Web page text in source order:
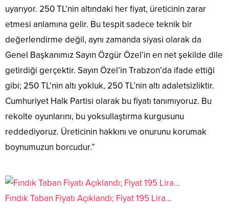
uyarıyor. 250 TL’nin altındaki her fiyat, üreticinin zarar
etmesi anlamına gelir. Bu tespit sadece teknik bir
değerlendirme değil, aynı zamanda siyasi olarak da
Genel Başkanımız Sayın Özgür Özel’in en net şekilde dile
getirdiği gerçektir. Sayın Özel’in Trabzon’da ifade ettiği
gibi; 250 TL’nin altı yokluk, 250 TL’nin altı adaletsizliktir.
Cumhuriyet Halk Partisi olarak bu fiyatı tanımıyoruz. Bu
rekolte oyunlarını, bu yoksullaştırma kurgusunu
reddediyoruz. Üreticinin hakkını ve onurunu korumak
boynumuzun borcudur.”
Fındık Taban Fiyatı Açıklandı; Fiyat 195 Lira…